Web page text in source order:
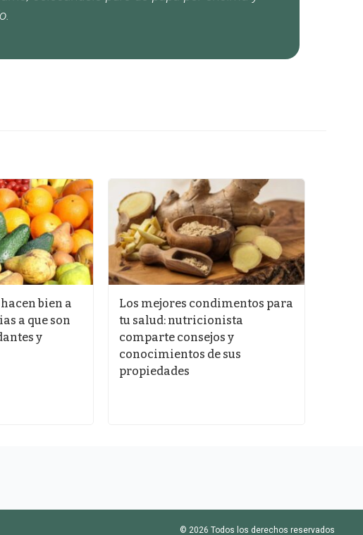
bien a
a que son
y
Los mejores condimentos para
tu salud: nutricionista
comparte consejos y
conocimientos de sus
propiedades
© 2026 Todos los derechos reservados